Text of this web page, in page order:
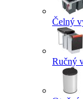
Čelný
Ručný